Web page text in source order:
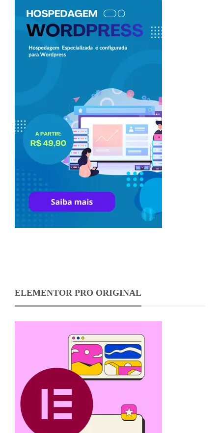
ELEMENTOR PRO ORIGINAL